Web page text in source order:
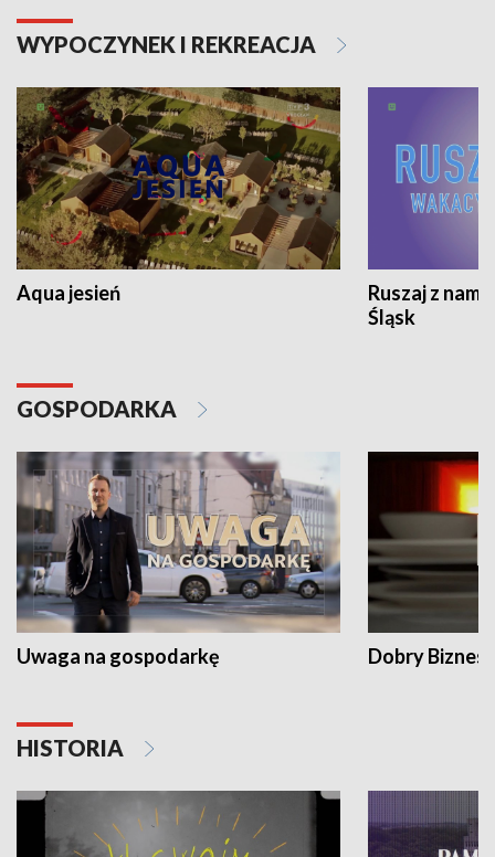
WYPOCZYNEK I REKREACJA
Aqua jesień
Ruszaj z
Śląsk
GOSPODARKA
Uwaga na gospodarkę Dobry Biznes
HISTORIA